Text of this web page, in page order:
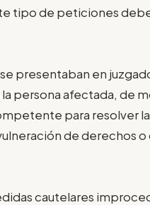
tipo de peticiones
presentaban en
persona afectada, de
para resolver
de derechos
cautelares